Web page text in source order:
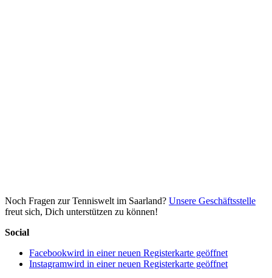
Noch Fragen zur Tenniswelt im Saarland? Unsere Geschäftsstelle
freut sich, Dich unterstützen zu können!
Social
Facebookwird in einer neuen Registerkarte geöffnet
Instagramwird in einer neuen Registerkarte geöffnet